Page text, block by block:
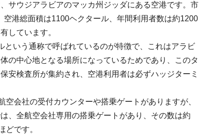
サウジアラビアのマッカ州ジッダにある空港です。市
港総面積は1100ヘクタール、年間利用者数は約1200
しています。
という通称で呼ばれているのが特徴で、これはアラビ
の中心地となる場所になっているためであり、このタ
安検査所が集約され、空港利用者は必ずハッジターミ
会社の受付カウンターや搭乗ゲートがありますが、
、全航空会社専用の搭乗ゲートがあり、その数は約
どです。